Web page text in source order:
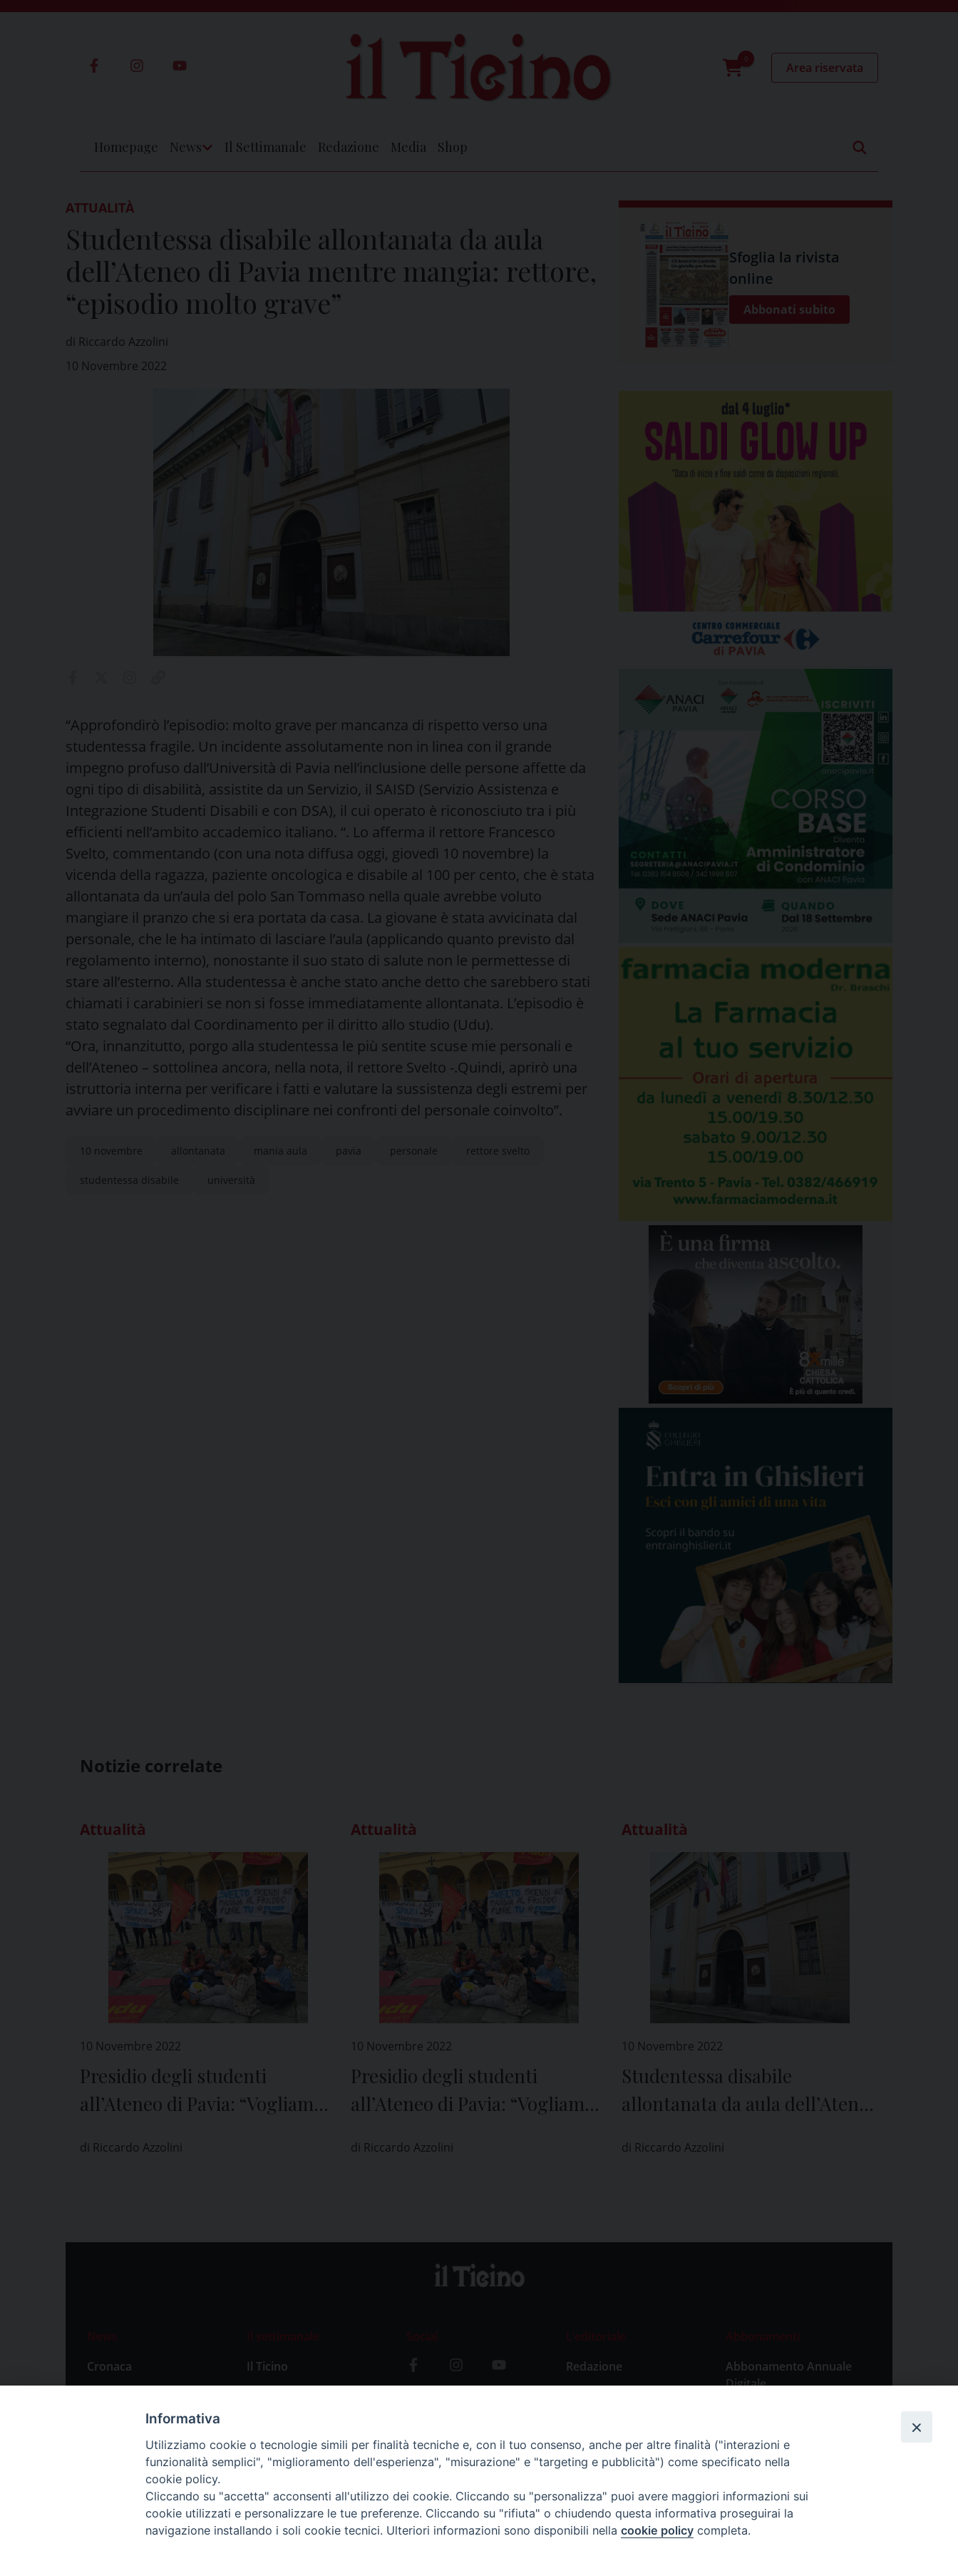
0
Area riservata
Homepage News Il Settimanale Redazione Media Shop
ATTUALITÀ
Studentessa disabile allontanata da aula
dell’Ateneo di Pavia mentre mangia: rettore,
“episodio molto grave”
di Riccardo Azzolini
10 Novembre 2022
“Approfondirò l’episodio: molto grave per mancanza di rispetto verso una
studentessa fragile. Un incidente assolutamente non in linea con il grande
impegno profuso dall’Università di Pavia nell’inclusione delle persone affette da
ogni tipo di disabilità, assistite da un Servizio, il SAISD (Servizio Assistenza e
Integrazione Studenti Disabili e con DSA), il cui operato è riconosciuto tra i più
efficienti nell’ambito accademico italiano. “. Lo afferma il rettore Francesco
Svelto, commentando (con una nota diffusa oggi, giovedì 10 novembre) la
vicenda della ragazza, paziente oncologica e disabile al 100 per cento, che è stata
allontanata da un’aula del polo San Tommaso nella quale avrebbe voluto
mangiare il pranzo che si era portata da casa. La giovane è stata avvicinata dal
personale, che le ha intimato di lasciare l’aula (applicando quanto previsto dal
regolamento interno), nonostante il suo stato di salute non le permettesse di
stare all’esterno. Alla studentessa è anche stato anche detto che sarebbero stati
chiamati i carabinieri se non si fosse immediatamente allontanata. L’episodio è
stato segnalato dal Coordinamento per il diritto allo studio (Udu).
“Ora, innanzitutto, porgo alla studentessa le più sentite scuse mie personali e
dell’Ateneo – sottolinea ancora, nella nota, il rettore Svelto -.Quindi, aprirò una
istruttoria interna per verificare i fatti e valutare la sussistenza degli estremi per
avviare un procedimento disciplinare nei confronti del personale coinvolto”.
10 novembre allontanata mania aula pavia personale rettore svelto
studentessa disabile università
Sfoglia la rivista
online
Abbonati subito
Notizie correlate
Attualità
10 Novembre 2022
Presidio degli studenti
all’Ateneo di Pavia: “Vogliamo
di Riccardo Azzolini
Attualità
10 Novembre 2022
Presidio degli studenti
all’Ateneo di Pavia: “Vogliamo
di Riccardo Azzolini
Attualità
10 Novembre 2022
Studentessa disabile
allontanata da aula dell’Ateneo
rettore, “episodio molto grave”
di Riccardo Azzolini
News
Cronaca
Attualità
Primo Piano
Il settimanale
Il Ticino
Abbonamenti
Social
L’editoriale
Redazione
Storia
Abbonamenti
Abbonamento Annuale
Digitale
Abbonamento Singola
Copia Digitale
Informativa
Utilizziamo cookie o tecnologie simili per finalità tecniche e, con il tuo consenso, anche per altre finalità ("interazioni e
funzionalità semplici", "miglioramento dell'esperienza", "misurazione" e "targeting e pubblicità") come specificato nella
cookie policy.
Cliccando su "accetta" acconsenti all'utilizzo dei cookie. Cliccando su "personalizza" puoi avere maggiori informazioni sui
cookie utilizzati e personalizzare le tue preferenze. Cliccando su "rifiuta" o chiudendo questa informativa proseguirai la
navigazione installando i soli cookie tecnici. Ulteriori informazioni sono disponibili nella cookie policy completa.